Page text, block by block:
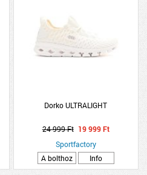
Dorko ULTRALIGHT
24 999 Ft 19 999 Ft
Sportfactory
A bolthoz
Info